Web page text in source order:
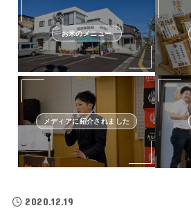
お米のメニュー
メディアに紹介されました
2020.12.19